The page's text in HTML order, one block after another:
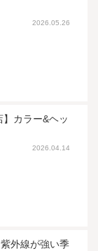
2026.05.26
】カラー&ヘッ
2026.04.14
外線が強い季